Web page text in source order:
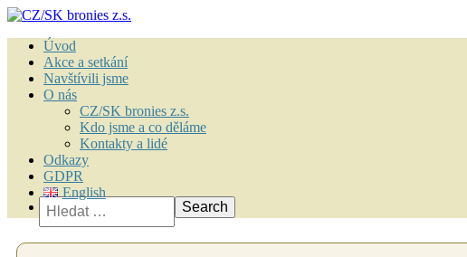
Úvod
Akce a setkání
Navštívili jsme
O nás
CZ/SK bronies z.s.
Kdo jsme a co děláme
Kontakty a lidé
Odkazy
GDPR
English
Vyhledávání